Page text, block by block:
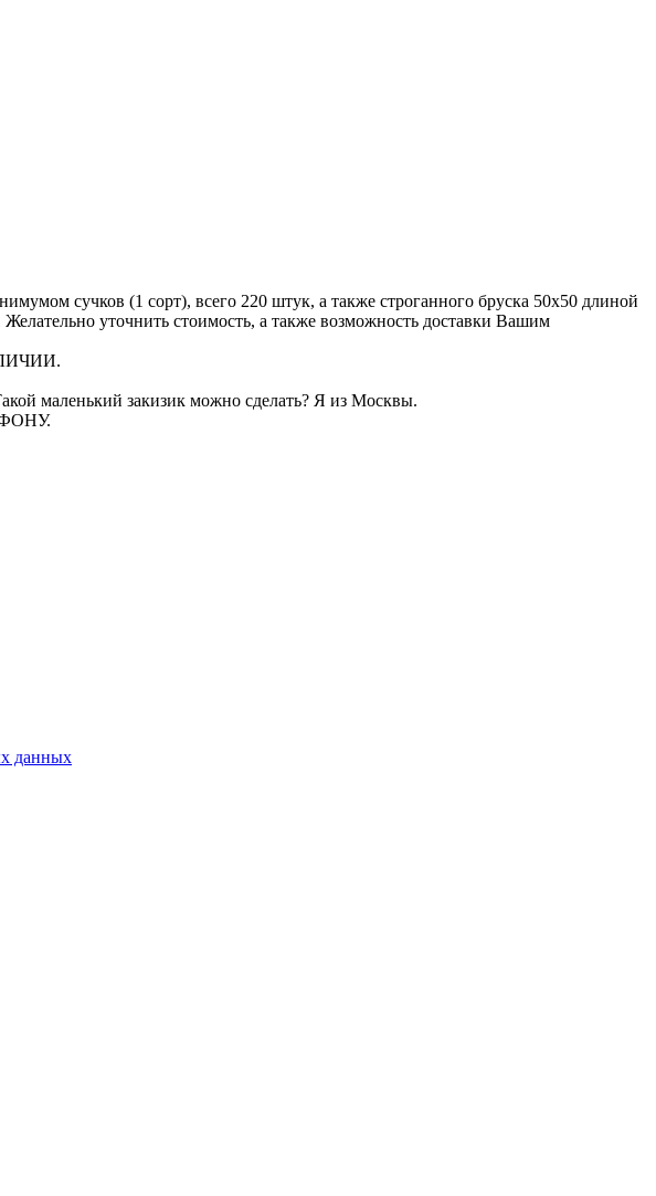
сучков (1 сорт), всего 220 штук, а также строганного бруска 50х50 длиной
уточнить стоимость, а также возможность доставки Вашим
маленький закизик можно сделать? Я из Москвы.
данных